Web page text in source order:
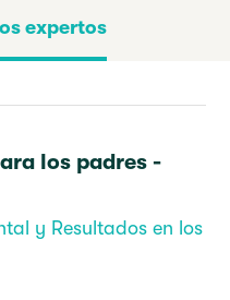
expertos
los padres -
y Resultados en los